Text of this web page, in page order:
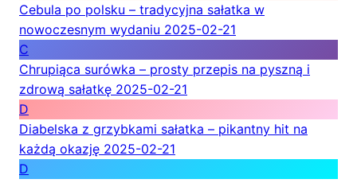
Cebula po polsku – tradycyjna sałatka w
nowoczesnym wydaniu 2025-02-21
C
Chrupiąca surówka – prosty przepis na pyszną i
zdrową sałatkę 2025-02-21
D
Diabelska z grzybkami sałatka – pikantny hit na
każdą okazję 2025-02-21
D